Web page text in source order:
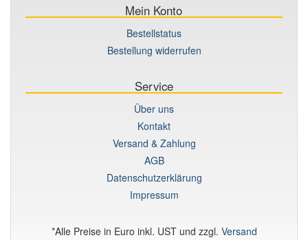
Mein Konto
Bestellstatus
Bestellung widerrufen
Service
Über uns
Kontakt
Versand & Zahlung
AGB
Datenschutzerklärung
Impressum
*Alle Preise in Euro inkl. UST und zzgl. Versand